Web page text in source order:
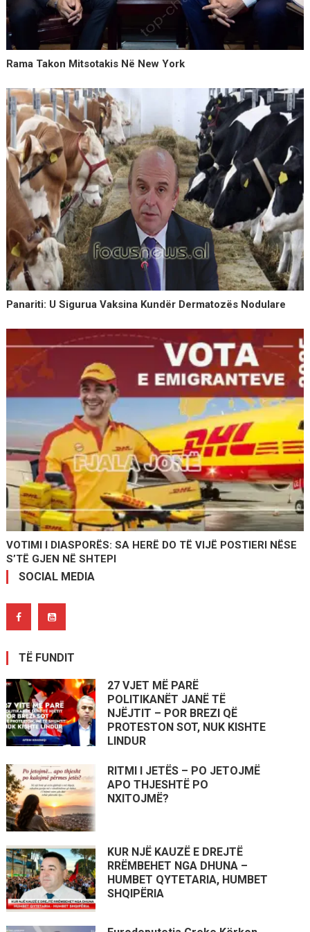
Rama Takon Mitsotakis Në New York
Panariti: U Sigurua Vaksina Kundër Dermatozës Nodulare
VOTIMI I DIASPORËS: SA HERË DO TË VIJË POSTIERI NËSE
S’TË GJEN NË SHTEPI
SOCIAL MEDIA
TË FUNDIT
27 VJET MË PARË
POLITIKANËT JANË TË
NJËJTIT – POR BREZI QË
PROTESTON SOT, NUK KISHTE
LINDUR
RITMI I JETËS – PO JETOJMË
APO THJESHTË PO
NXITOJMË?
KUR NJË KAUZË E DREJTË
RRËMBEHET NGA DHUNA –
HUMBET QYTETARIA, HUMBET
SHQIPËRIA